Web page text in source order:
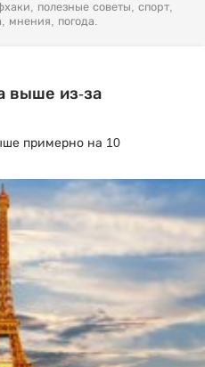
полезные советы, спорт,
мнения, погода.
выше из-за
примерно на 10